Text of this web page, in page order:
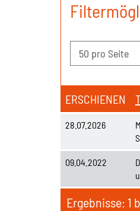
ERSCHIENEN
28.07.2026
09.04.2022
Ergebnisse: 1